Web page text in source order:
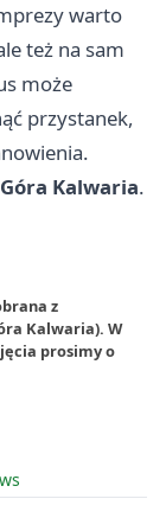
warto
też na sam
może
przystanek,
Kalwaria.
z
Kalwaria). W
prosimy o